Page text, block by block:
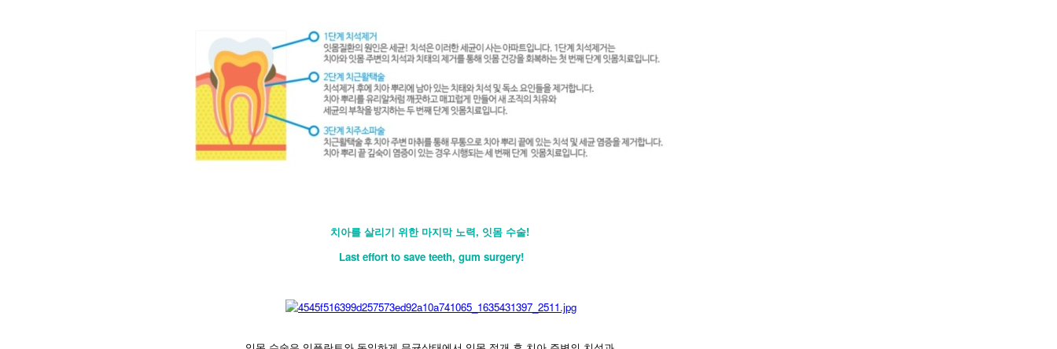
치아를 살리기 위한 마지막 노력, 잇몸 수술!
​Last effort to save teeth, gum surgery!